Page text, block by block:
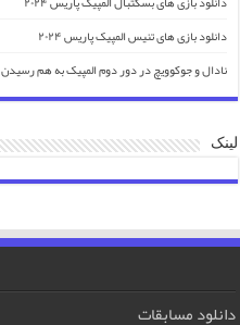
دانلود بازی های تنیس المپیک پاریس ۲۰۲۴
نادال و جوکوویچ در دور دوم المپیک به هم رسیدن
لینک
دانلود مسابقات